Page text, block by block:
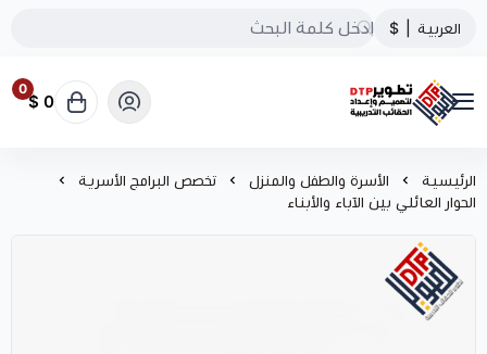
العربية $
تطوير الحقائب التدريبية
0
0 $
الرئيسية الأسرة والطفل والمنزل
تخصص البرامج الأسرية
الحوار العائلي بين الآباء والأبناء